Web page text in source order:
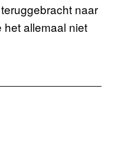
naar
het allemaal niet